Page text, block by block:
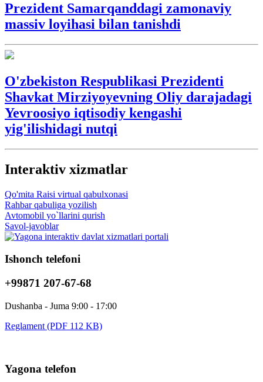
Prezident Samarqanddagi zamonaviy
massiv loyihasi bilan tanishdi
O'zbekiston Respublikasi Prezidenti
Shavkat Mirziyoyevning Oliy darajadagi
Yevroosiyo iqtisodiy kengashi
yig'ilishidagi nutqi
Interaktiv xizmatlar
Qo'mita Raisi virtual qabulxonasi
Rahbar qabuliga yozilish
Avtomobil yo`llarini qurish
Savol-javoblar
Ishonch telefoni
+99871 207-67-68
Dushanba - Juma 9:00 - 17:00
Reglament (PDF 112 KB)
Yagona telefon